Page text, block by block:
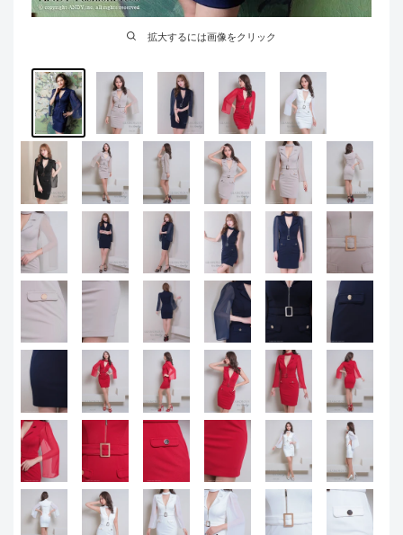
拡大するには画像をクリック